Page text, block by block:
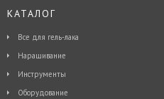
КАТАЛОГ
Все для гель-лака
Наращивание
Инструменты
Оборудование